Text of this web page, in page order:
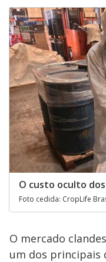
O custo oculto
Foto cedida: CropLife
O mercado
um dos principais